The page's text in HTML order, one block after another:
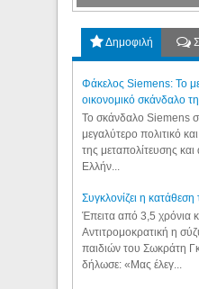
Δημοφιλή
Φάκελος Siemens: Το
οικονομικό σκάνδαλο
Το σκάνδαλο Siemens
μεγαλύτερο πολιτικό
της μεταπολίτευσης
Ελλήν...
Συγκλονίζει η
Έπειτα από 3,5 χρόνια
Αντιτρομοκρατική η
παιδιών του Σωκράτη
δήλωσε: «Μας έλεγ...